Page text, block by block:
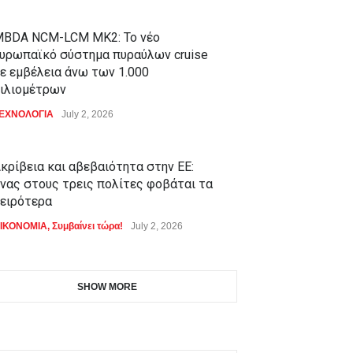
NCM-LCM MK2: Το νέο
σύστημα πυραύλων cruise
εμβέλεια άνω των 1.000
July 2, 2026
και αβεβαιότητα στην ΕΕ:
στους τρεις πολίτες φοβάται τα
, Συμβαίνει τώρα! July 2, 2026
SHOW MORE